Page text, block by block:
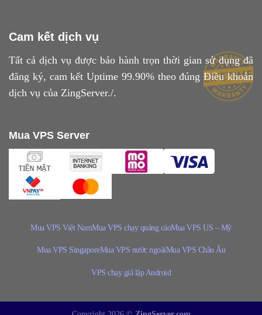
Cam kết dịch vụ
Tất cả dịch vụ được bảo hành trọn thời gian sử dụng đã
đăng ký, cam kết Uptime 99.90% theo đúngĐiều khoản
dịch vụ của ZingServer./.
Mua VPS Server
Mua VPS Việt NamMua VPS chạy quảng cáoMua VPS US – Mỹ
Mua VPS SingaporeMua VPS nước ngoàiMua VPS Châu Âu
VPS chạy giả lập Android